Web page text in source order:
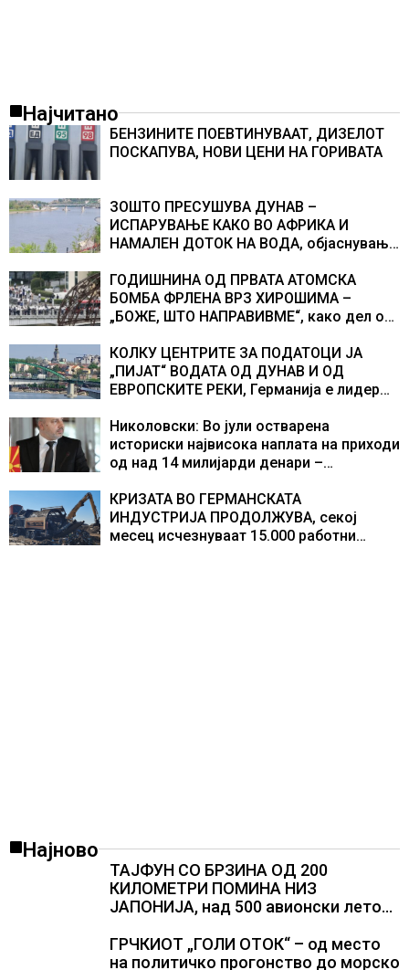
Најчитано
БЕНЗИНИТЕ ПОЕВТИНУВААТ, ДИЗЕЛОТ
ПОСКАПУВА, НОВИ ЦЕНИ НА ГОРИВАТА
ЗОШТО ПРЕСУШУВА ДУНАВ –
ИСПАРУВАЊЕ КАКО ВО АФРИКА И
НАМАЛЕН ДОТОК НА ВОДА, објаснување
ГОДИШНИНА ОД ПРВАТА АТОМСКА
БОМБА ФРЛЕНА ВРЗ ХИРОШИМА –
„БОЖЕ, ШТО НАПРАВИВМЕ“, како дел од
учесниците во бомбардирањето го
доживуваа овој настан што го промени
текот на историјата
КОЛКУ ЦЕНТРИТЕ ЗА ПОДАТОЦИ ЈА
„ПИЈАТ“ ВОДАТА ОД ДУНАВ И ОД
ЕВРОПСКИТЕ РЕКИ, Германија е лидер
центри за податоци
Николовски: Во јули остварена
историски највисока наплата на приходи
од над 14 милијарди денари –
резултати
КРИЗАТА ВО ГЕРМАНСКАТА
ИНДУСТРИЈА ПРОДОЛЖУВА, секој
месец исчезнуваат 15.000 работни
Најново
ТАЈФУН СО БРЗИНА ОД 200
КИЛОМЕТРИ ПОМИНА НИЗ
ЈАПОНИЈА, над 500 авионски летови
ГРЧКИОТ „ГОЛИ ОТОК“ – од место
на политичко прогонство до морско